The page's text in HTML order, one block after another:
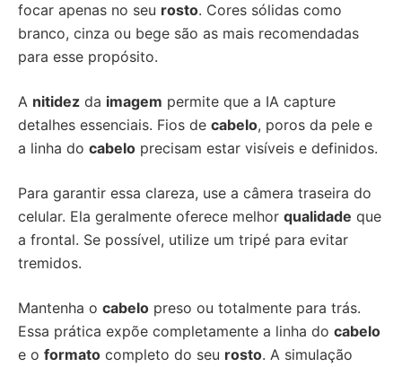
focar apenas no seu rosto. Cores sólidas como
branco, cinza ou bege são as mais recomendadas
para esse propósito.
A nitidez da imagem permite que a IA capture
detalhes essenciais. Fios de cabelo, poros da pele e
a linha do cabelo precisam estar visíveis e definidos.
Para garantir essa clareza, use a câmera traseira do
celular. Ela geralmente oferece melhor qualidade que
a frontal. Se possível, utilize um tripé para evitar
tremidos.
Mantenha o cabelo preso ou totalmente para trás.
Essa prática expõe completamente a linha do cabelo
e o formato completo do seu rosto. A simulação